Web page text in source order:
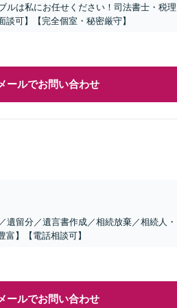
ルは私にお任せください！司法書士・税理
可】【完全個室・秘密厳守】
ールでお問い合わせ
遺留分／遺言書作成／相続放棄／相続人・
】【電話相談可】
ールでお問い合わせ